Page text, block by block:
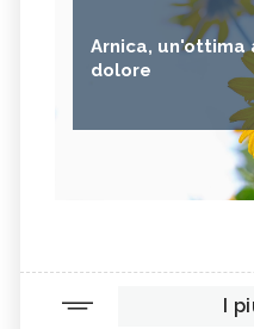
Arnica,
dolore
I